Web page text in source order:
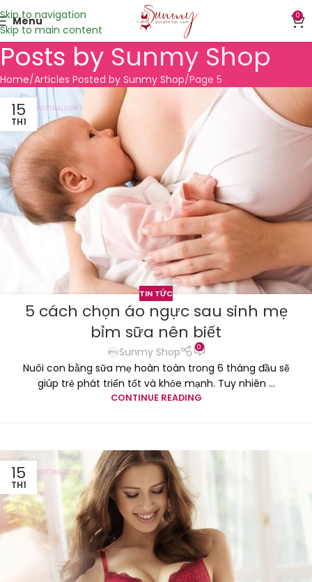
Skip to navigation
Skip to main content
Menu 0
Posts by Sunmy Shop
Home Articles Posted by Sunmy Shop Page 5
15
TH1
TIN TỨC
5 cách chọn áo ngực sau sinh mẹ
bỉm sữa nên biết
Sunmy Shop 0
Nuôi con bằng sữa mẹ hoàn toàn trong 6 tháng đầu sẽ
giúp trẻ phát triển tốt và khỏe mạnh. Tuy nhiên ...
CONTINUE READING
15
TH1